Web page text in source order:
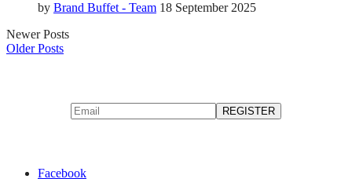
by Brand Buffet - Team 18 September 2025
Newer Posts
Older Posts
Facebook